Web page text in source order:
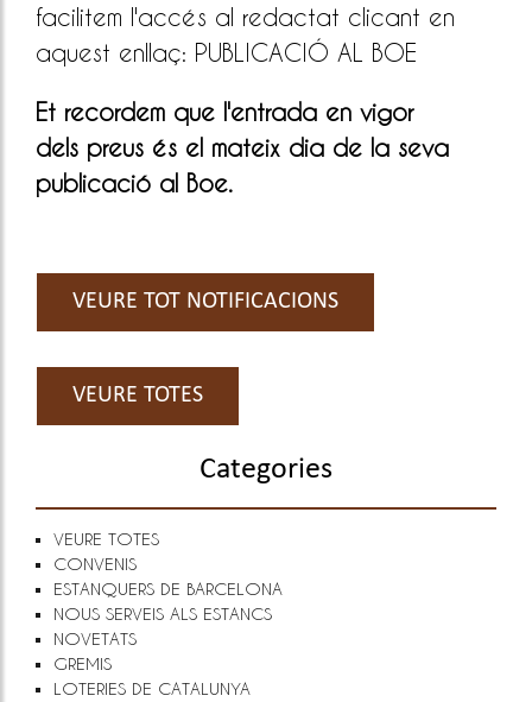
facilitem l'accés al redactat clicant en
aquest enllaç: PUBLICACIÓ AL BOE
Et recordem que l'entrada en vigor
dels preus és el mateix dia de la seva
publicació al Boe.
VEURE TOT NOTIFICACIONS
VEURE TOTES
Categories
VEURE TOTES
CONVENIS
ESTANQUERS DE BARCELONA
NOUS SERVEIS ALS ESTANCS
NOVETATS
GREMIS
LOTERIES DE CATALUNYA